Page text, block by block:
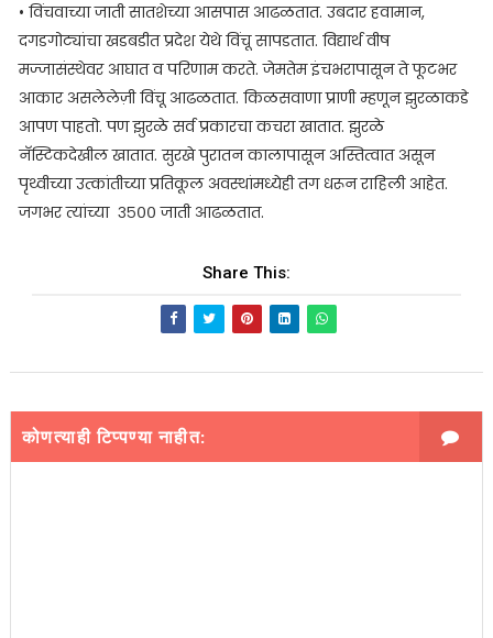
• विंचवाच्या जाती सातशेच्या आसपास आढळतात. उबदार हवामान,
दगडगोट्यांचा खडबडीत प्रदेश येथे विंचू सापडतात. विद्यार्थ वीष
मज्जासंस्थेवर आघात व परिणाम करते. जेमतेम इंचभरापासून ते फूटभर
आकार असलेलेज़ी विंचू आढळतात. किळसवाणा प्राणी म्हणून झुरळाकडे
आपण पाहतो. पण झुरळे सर्व प्रकारचा कचरा खातात. झुरळे
नॅस्टिकदेखील खातात. सुरखे पुरातन कालापासून अस्तित्वात असून
पृथ्वीच्या उत्कांतीच्या प्रतिकूल अवस्थांमध्येही तग धरून राहिली आहेत.
जगभर त्यांच्या ३५०० जाती आढळतात.
Share This:
कोणत्याही टिप्पण्‍या नाहीत: